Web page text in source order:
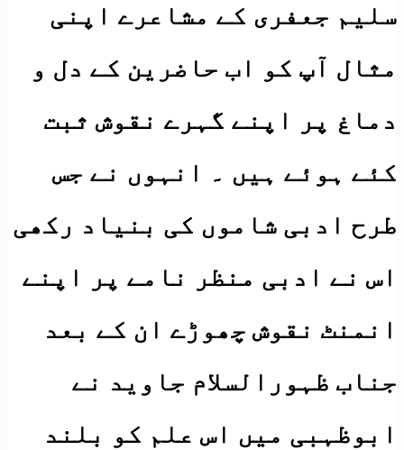
سلیم جعفری کے مشاعرے اپنی
مثال آپ کو اب حاضرین کے دل و
دماغ پر اپنے گہرے نقوش ثبت
کئے ہوئے ہیں ۔ انہوں نے جس
طرح ادبی شاموں کی بنیاد رکھی
اس نے ادبی منظر نامے پر اپنے
انمنٹ نقوش چھوڑے ان کے بعد
جناب ظہورالسلام جاوید نے
ابوظہبی میں اس علم کو بلند